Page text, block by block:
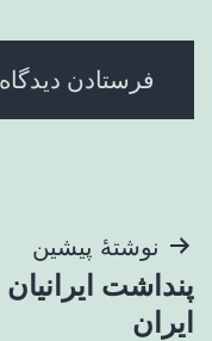
راهبری
نوشته
نوشتهٔ پیشین
پنداشت
ایران